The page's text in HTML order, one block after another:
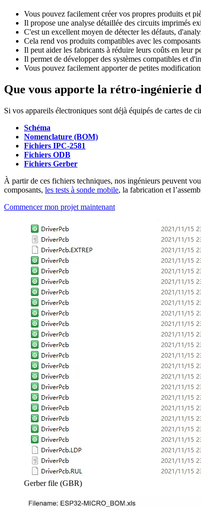
Vous pouvez facilement créer vos propres produits et
Il propose une analyse détaillée des circuits imprimés
C'est un excellent moyen de détecter les défauts,
Cela rend vos produits compatibles avec les
Il peut aider les fabricants à réduire leurs coûts en leur
Il permet de développer des systèmes compatibles et
Vous pouvez facilement apporter de petites
Que vous apporte la rétro-ingénierie
Si vos appareils électroniques sont déjà équipés de cartes de
Schéma
Nomenclature (BOM)
Fichiers IPC-2581
Fichiers ODB
Fichiers Gerber
À partir de ces fichiers techniques, nos ingénieurs peuvent
composants, les tests à sonde mobile, la fabrication et
Commencer mon projet maintenant
Gerber file (GBR)